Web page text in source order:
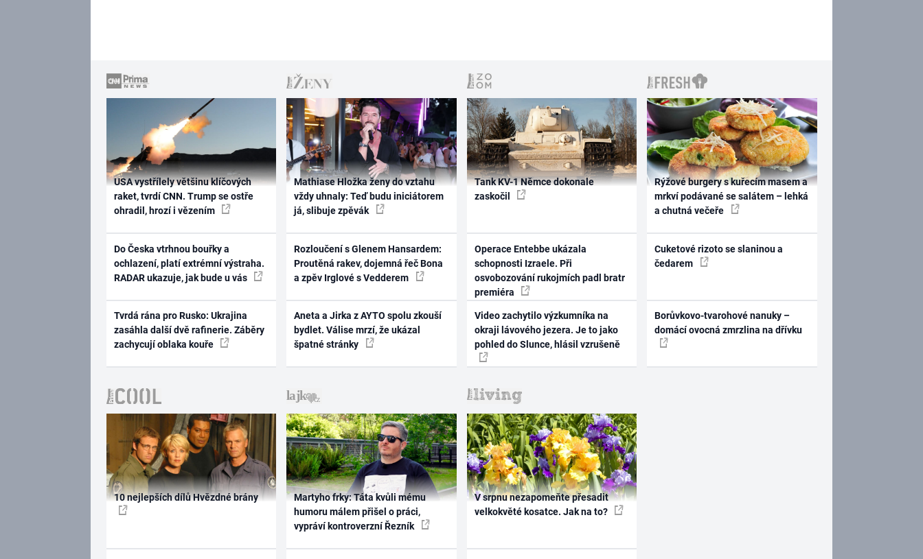
USA vystřílely většinu klíčových
raket, tvrdí CNN. Trump se ostře
ohradil, hrozí i vězením
Do Česka vtrhnou bouřky a
ochlazení, platí extrémní výstraha.
RADAR ukazuje, jak bude u vás
Tvrdá rána pro Rusko: Ukrajina
zasáhla další dvě rafinerie. Záběry
zachycují oblaka kouře
Mathiase Hložka ženy do vztahu
vždy uhnaly: Teď budu iniciátorem
já, slibuje zpěvák
Rozloučení s Glenem Hansardem:
Proutěná rakev, dojemná řeč Bona
a zpěv Irglové s Vedderem
Aneta a Jirka z AYTO spolu zkouší
bydlet. Válise mrzí, že ukázal
špatné stránky
Tank KV-1 Němce dokonale
zaskočil
Operace Entebbe ukázala
schopnosti Izraele. Při
osvobozování rukojmích padl bratr
premiéra
Video zachytilo výzkumníka na
okraji lávového jezera. Je to jako
pohled do Slunce, hlásil vzrušeně
Rýžové burgery s kuřecím masem a
mrkví podávané se salátem – lehká
a chutná večeře
Cuketové rizoto se slaninou a
čedarem
Borůvkovo-tvarohové nanuky –
domácí ovocná zmrzlina na dřívku
10 nejlepších dílů Hvězdné brány
Martyho frky: Táta kvůli mému
humoru málem přišel o práci,
vypráví kontroverzní Řezník
V srpnu nezapomeňte přesadit
velkokvěté kosatce. Jak na to?